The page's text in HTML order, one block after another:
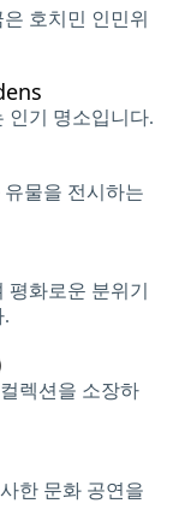
호치민 인민위
인기 명소입니다.
물을 전시하는
화로운 분위기
.
렉션을 소장하
한 문화 공연을